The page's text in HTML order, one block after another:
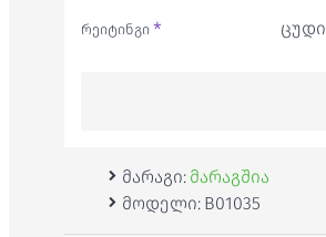
რეიტინგი ცუდი
მარაგი: მარაგშია
მოდელი: B01035